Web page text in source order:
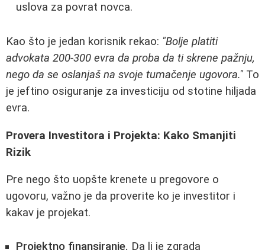
uslova za povrat novca.
Kao što je jedan korisnik rekao: "Bolje platiti
advokata 200-300 evra da proba da ti skrene pažnju,
nego da se oslanjaš na svoje tumačenje ugovora." To
je jeftino osiguranje za investiciju od stotine hiljada
evra.
Provera Investitora i Projekta: Kako Smanjiti
Rizik
Pre nego što uopšte krenete u pregovore o
ugovoru, važno je da proverite ko je investitor i
kakav je projekat.
Projektno finansiranje. Da li je zgrada